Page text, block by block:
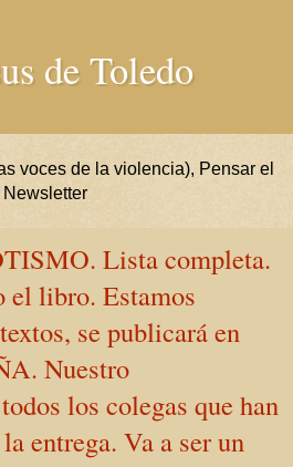
de Toledo
voces de la violencia), Pensar el
Lista completa.
el libro. Estamos
se publicará en
Nuestro
los colegas que han
entrega. Va a ser un